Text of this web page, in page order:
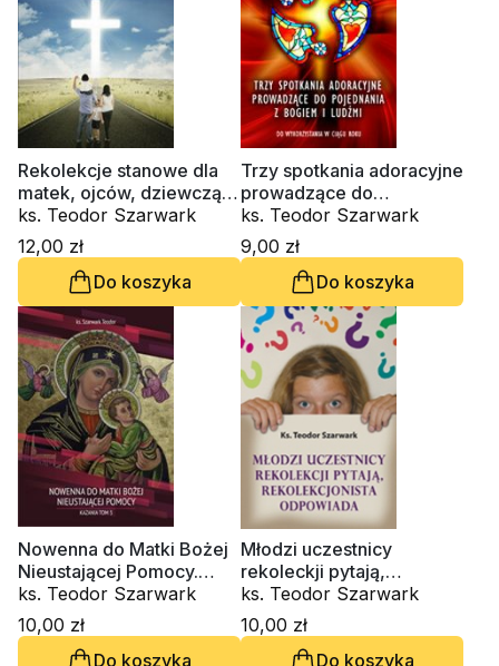
Rekolekcje stanowe dla
matek, ojców, dziewcząt,
chłopców
ks. Teodor Szarwark
12,00 zł
Do koszyka
Trzy spotkania adoracyjne
prowadzące do
pojednania z Bogiem i
ludźmi
ks. Teodor Szarwark
9,00 zł
Do koszyka
Nowenna do Matki Bożej
Nieustającej Pomocy.
Kazania. Tom III
ks. Teodor Szarwark
10,00 zł
Do koszyka
Młodzi uczestnicy
rekoleckji pytają,
rekolekcjonista
odpowiada
ks. Teodor Szarwark
10,00 zł
Do koszyka